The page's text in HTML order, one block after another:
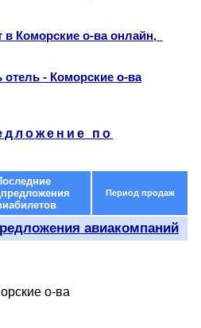
в Коморские о-ва онлайн,
- Коморские о-ва
по
Период продаж
авиакомпаний
о-ва